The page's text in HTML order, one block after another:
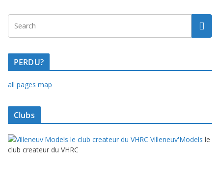
PERDU?
all pages map
Clubs
Villeneuv'Models le
club createur du VHRC